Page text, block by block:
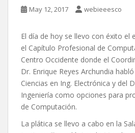
May 12, 2017 webieeesco
El día de hoy se llevo con éxito el
el Capítulo Profesional de
Centro Occidente donde el
Dr. Enrique Reyes Archundia
Ciencias en Ing. Electrónica y del
Ingeniería como opciones para
de Computación.
La plática se llevo a cabo en la